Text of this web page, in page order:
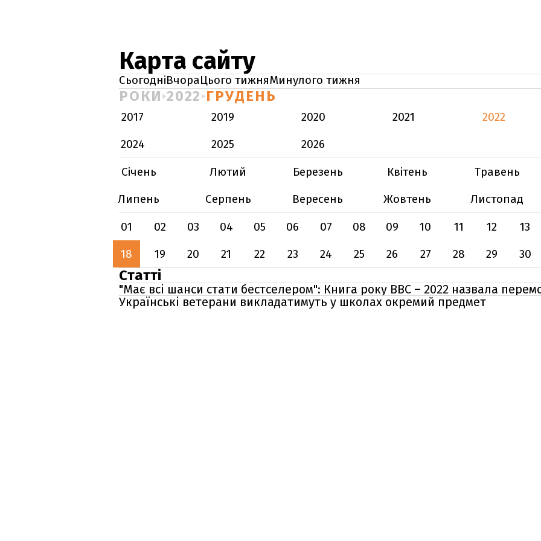
Карта сайту
СьогодніВчораЦього тижняМинулого тижня
РОКИ 2022 ГРУДЕНЬ
2017 2019 2020 2021 2022
2024
2025
2026
Січень
Лютий Березень Квітень Травень
Липень
Серпень Вересень Жовтень Листопад
01
02 03 04 05 06 07 08 09 10 11 12 13
18
19 20 21 22 23 24 25 26 27 28 29 30
Статті
"Має всі шанси стати бестселером": Книга року BBC – 2022 назвала
Українські ветерани викладатимуть у школах окремий предмет